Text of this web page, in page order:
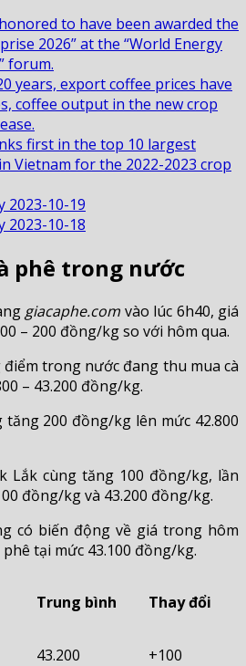
to have been awarded the
2026” at the “World Energy
forum.
years, export coffee prices have
coffee output in the new crop
first in the top 10 largest
Vietnam for the 2022-2023 crop
2023-10-19
2023-10-18
phê trong nước
giacaphe.com vào lúc 6h40, giá
– 200 đồng/kg so với hôm qua.
trong nước đang thu mua cà
– 43.200 đồng/kg.
200 đồng/kg lên mức 42.800
Lắk cùng tăng 100 đồng/kg, lần
đồng/kg và 43.200 đồng/kg.
có biến động về giá trong hôm
tại mức 43.100 đồng/kg.
Trung bình Thay đổi
43.200 +100